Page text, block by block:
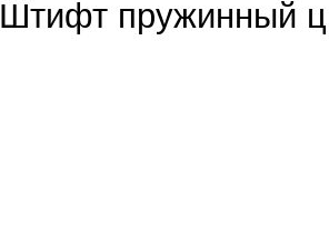
Штифт пружинный